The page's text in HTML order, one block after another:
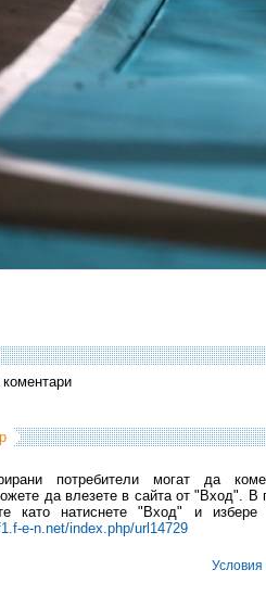
потребители могат да
да влезете в сайта от "Вход". В
като натиснете "Вход" и избере
e-n.net/index.php/url14729
Условия